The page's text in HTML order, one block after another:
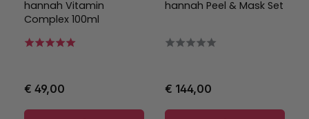
hannah Vitamin
Complex 100ml
€ 49,00
hannah Peel & Mask Set
€ 144,00